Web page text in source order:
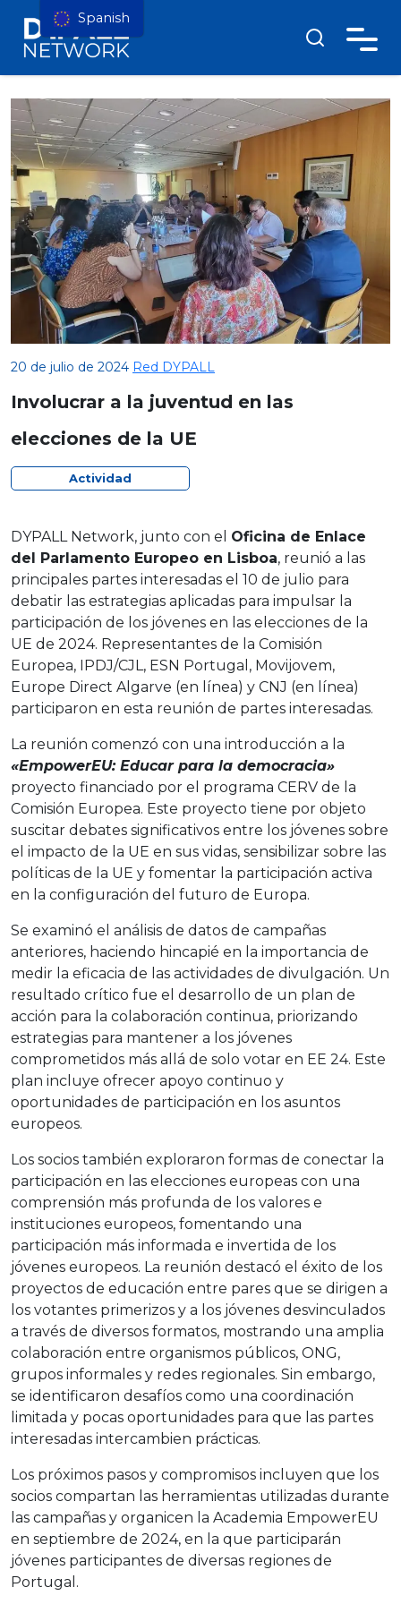
20 de julio de 2024 Red DYPALL
Involucrar a la juventud en las
elecciones de la UE
Actividad
DYPALL Network, junto con el Oficina de Enlace
del Parlamento Europeo en Lisboa, reunió a las
principales partes interesadas el 10 de julio para
debatir las estrategias aplicadas para impulsar la
participación de los jóvenes en las elecciones de la
UE de 2024. Representantes de la Comisión
Europea, IPDJ/CJL, ESN Portugal, Movijovem,
Europe Direct Algarve (en línea) y CNJ (en línea)
participaron en esta reunión de partes interesadas.
La reunión comenzó con una introducción a la
«EmpowerEU: Educar para la democracia»
proyecto financiado por el programa CERV de la
Comisión Europea. Este proyecto tiene por objeto
suscitar debates significativos entre los jóvenes sobre
el impacto de la UE en sus vidas, sensibilizar sobre las
políticas de la UE y fomentar la participación activa
en la configuración del futuro de Europa.
Se examinó el análisis de datos de campañas
anteriores, haciendo hincapié en la importancia de
medir la eficacia de las actividades de divulgación. Un
resultado crítico fue el desarrollo de un plan de
acción para la colaboración continua, priorizando
estrategias para mantener a los jóvenes
comprometidos más allá de solo votar en EE 24. Este
plan incluye ofrecer apoyo continuo y
oportunidades de participación en los asuntos
europeos.
Los socios también exploraron formas de conectar la
participación en las elecciones europeas con una
comprensión más profunda de los valores e
instituciones europeos, fomentando una
participación más informada e invertida de los
jóvenes europeos. La reunión destacó el éxito de los
proyectos de educación entre pares que se dirigen a
los votantes primerizos y a los jóvenes desvinculados
a través de diversos formatos, mostrando una amplia
colaboración entre organismos públicos, ONG,
grupos informales y redes regionales. Sin embargo,
se identificaron desafíos como una coordinación
limitada y pocas oportunidades para que las partes
interesadas intercambien prácticas.
Los próximos pasos y compromisos incluyen que los
socios compartan las herramientas utilizadas durante
las campañas y organicen la Academia EmpowerEU
en septiembre de 2024, en la que participarán
jóvenes participantes de diversas regiones de
Portugal.
Spanish